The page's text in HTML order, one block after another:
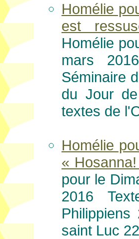
Homélie
est
Homélie
mars
Séminaire
du Jour
textes de
Homélie
«
pour le
2016
saint Luc